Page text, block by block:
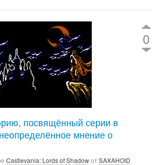
0
посвящённый серии в
мнение о
Castlevania: Lords of ShadowотSAXAHOID